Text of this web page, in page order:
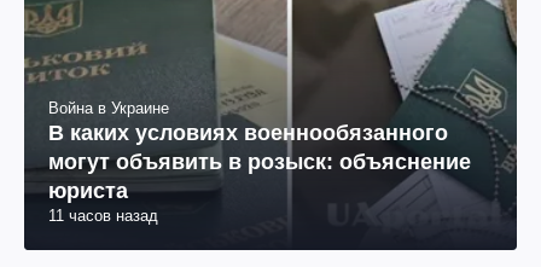
Война в Украине
В каких условиях военнообязанного
могут объявить в розыск: объяснение
юриста
11 часов назад